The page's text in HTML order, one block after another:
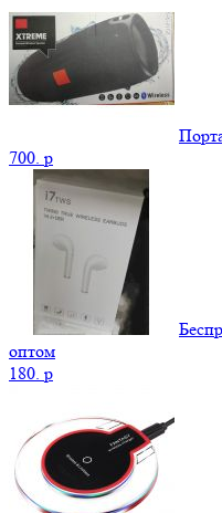
700. p
оптом
180. p